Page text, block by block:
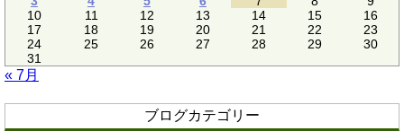
10
11 12 13 14 15
16
17
18 19 20 21 22
23
24
25 26 27 28 29
30
31
« 7月
ブログカテゴリー